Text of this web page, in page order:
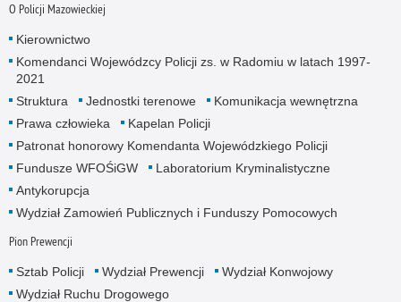
O Policji Mazowieckiej
Kierownictwo
Komendanci Wojewódzcy Policji zs. w Radomiu w latach 1997-
2021
Struktura
Jednostki terenowe
Komunikacja wewnętrzna
Prawa człowieka
Kapelan Policji
Patronat honorowy Komendanta Wojewódzkiego Policji
Fundusze WFOŚiGW
Laboratorium Kryminalistyczne
Antykorupcja
Wydział Zamowień Publicznych i Funduszy Pomocowych
Pion Prewencji
Sztab Policji Wydział Prewencji
Wydział Konwojowy
Wydział Ruchu Drogowego